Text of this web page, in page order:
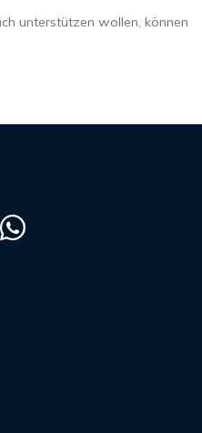
unterstützen wollen, können